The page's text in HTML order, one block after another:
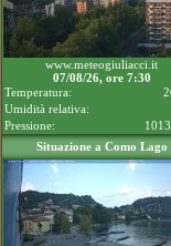
www.meteogiuliacci.it
07/08/26, ore 7:30
Temperatura:
Umidità relativa:
Pressione:
Situazione a Como Lago